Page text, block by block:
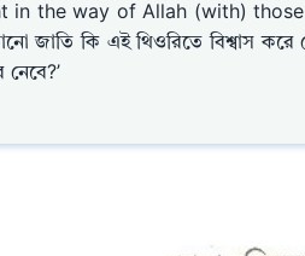
in the way of Allah (with) those
জাতি কি এই থিওরিতে বিশ্বাস